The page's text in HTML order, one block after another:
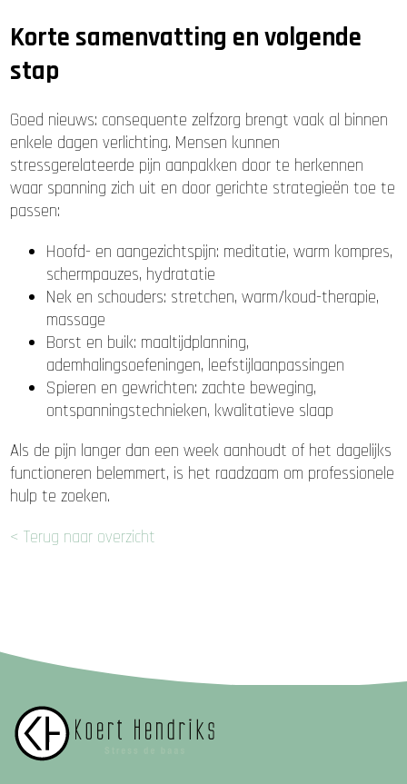
Korte samenvatting en volgende
stap
Goed nieuws: consequente zelfzorg brengt vaak al binnen
enkele dagen verlichting. Mensen kunnen
stressgerelateerde pijn aanpakken door te herkennen
waar spanning zich uit en door gerichte strategieën toe te
passen:
Hoofd- en aangezichtspijn: meditatie, warm kompres,
schermpauzes, hydratatie
Nek en schouders: stretchen, warm/koud-therapie,
massage
Borst en buik: maaltijdplanning,
ademhalingsoefeningen, leefstijlaanpassingen
Spieren en gewrichten: zachte beweging,
ontspanningstechnieken, kwalitatieve slaap
Als de pijn langer dan een week aanhoudt of het dagelijks
functioneren belemmert, is het raadzaam om professionele
hulp te zoeken.
< Terug naar overzicht